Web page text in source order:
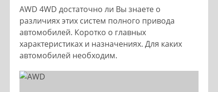
AWD 4WD достаточно ли Вы знаете о
различиях этих систем полного привода
автомобилей. Коротко о главных
характеристиках и назначениях. Для каких
автомобилей необходим.